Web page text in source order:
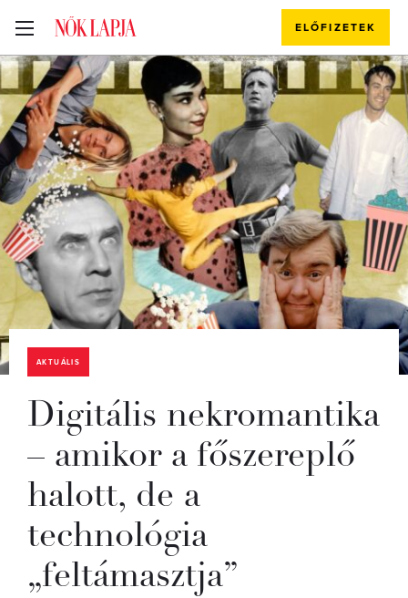
ELŐFIZETEK
AKTUÁLIS
Digitális nekromantika
– amikor a főszereplő
halott, de a
technológia
„feltámasztja”